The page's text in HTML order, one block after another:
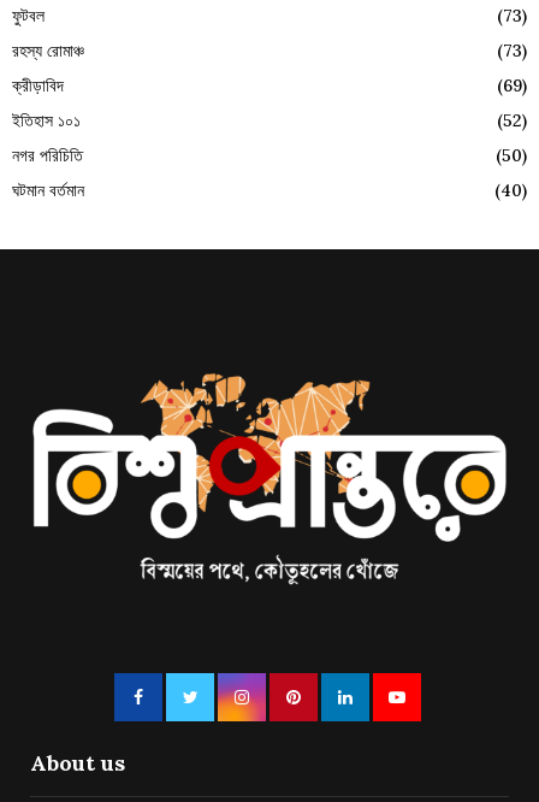
ফুটবল
(73)
রহস্য রোমাঞ্চ
(73)
ক্রীড়াবিদ
(69)
ইতিহাস ১০১
(52)
নগর পরিচিতি
(50)
ঘটমান বর্তমান
(40)
About us